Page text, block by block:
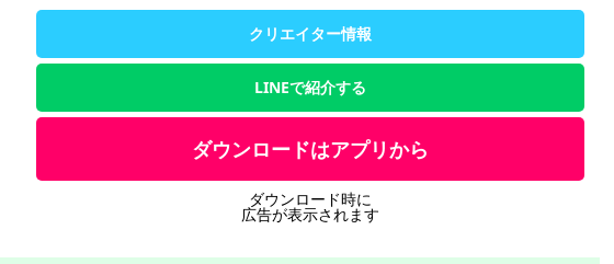
クリエイター情報
LINEで紹介する
ダウンロードはアプリから
ダウンロード時に
広告が表示されます